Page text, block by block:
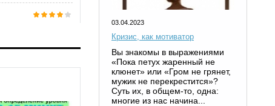
03.04.2023
Кризис, как мотиватор
Вы знакомы в выражениями
«Пока петух жаренный не
клюнет» или «Гром не грянет,
мужик не перекрестится»?
Суть их, в общем-то, одна:
многие из нас начина...